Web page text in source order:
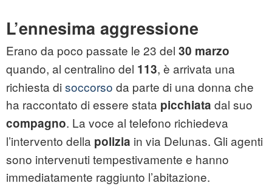
L’ennesima aggressione
Erano da poco passate le 23 del 30 marzo
quando, al centralino del 113, è arrivata una
richiesta di soccorso da parte di una donna che
ha raccontato di essere stata picchiata dal suo
compagno. La voce al telefono richiedeva
l’intervento della polizia in via Delunas. Gli agenti
sono intervenuti tempestivamente e hanno
immediatamente raggiunto l’abitazione.